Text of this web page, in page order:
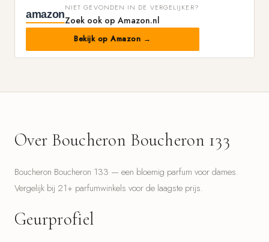
amazon
NIET GEVONDEN IN DE VERGELIJKER?
Zoek ook op Amazon.nl
Bekijk op Amazon →
Over Boucheron Boucheron 133
Boucheron Boucheron 133 — een bloemig parfum voor dames.
Vergelijk bij 21+ parfumwinkels voor de laagste prijs.
Geurprofiel